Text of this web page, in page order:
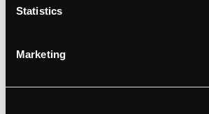
Statistics
Marketing